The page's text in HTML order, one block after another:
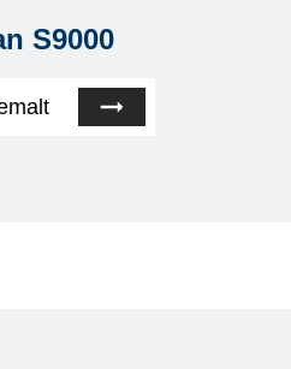
S9000